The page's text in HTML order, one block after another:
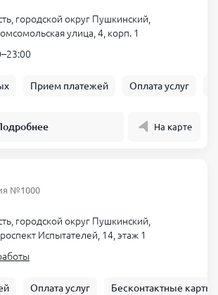
городской округ Пушкинский,
улица, 4, корп. 1
Прием платежей Оплата услуг
На карте
№1000
городской округ Пушкинский,
Испытателей, 14, этаж 1
Оплата услуг Бесконтактные карты